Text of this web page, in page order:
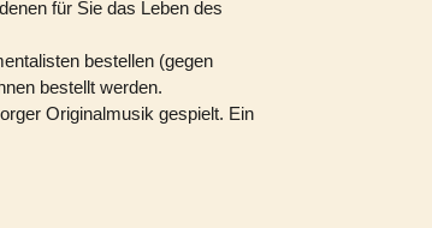
für Sie das Leben des
bestellen (gegen
bestellt werden.
Originalmusik gespielt. Ein